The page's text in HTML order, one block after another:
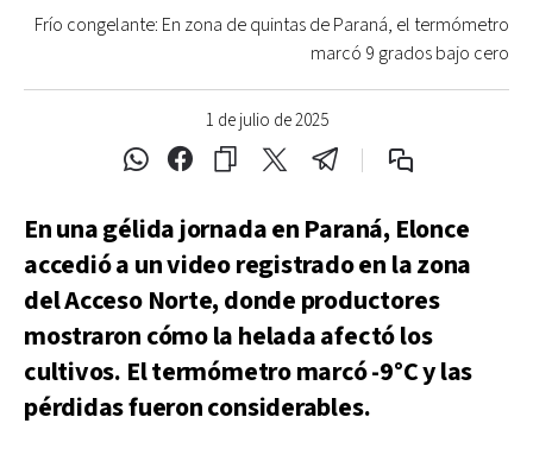
1 de julio de 2025
Frío congelante: En zona de quintas de Paraná, el termómetro
marcó 9 grados bajo cero
En una gélida jornada en Paraná, Elonce
accedió a un video registrado en la zona
del Acceso Norte, donde productores
mostraron cómo la helada afectó los
cultivos. El termómetro marcó -9°C y las
pérdidas fueron considerables.